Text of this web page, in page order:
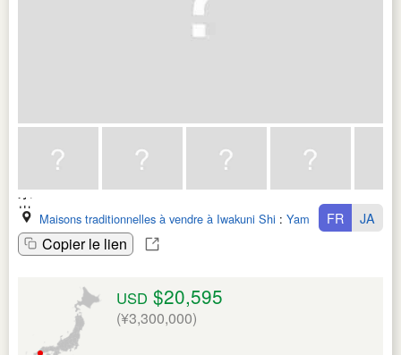
Maisons traditionnelles à vendre à Iwakuni Shi : Yamaguchi Ken
Copier le lien
FR JA
USD $20,595
(¥3,300,000)